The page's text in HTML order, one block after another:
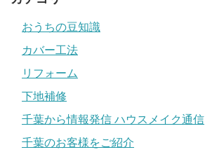
おうちの豆知識
カバー工法
リフォーム
下地補修
千葉から情報発信 ハウスメイク通信
千葉のお客様をご紹介